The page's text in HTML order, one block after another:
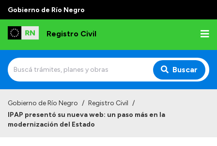
Gobierno de Río Negro
Registro Civil
Buscar
Institucional
Gobierno de Río Negro / Registro Civil /
IPAP presentó su nueva web: un paso más en la
modernización del Estado